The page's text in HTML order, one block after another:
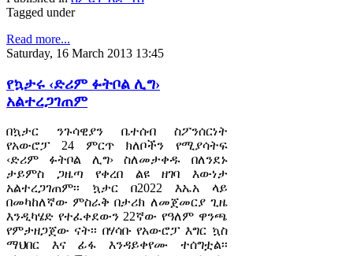
Tagged under
Read more...
Saturday, 16 March 2013 13:45
የኳታሩ ‹ድሪም ፉትቦል ሊግ›
አልተረጋገጠም
በኳታር ንጉሳዊያን ቤተሰብ ስፖንሰርነት
የአውሮፓ 24 ምርጥ ክለቦችን የሚያሳትፍ
‹ድሪም ፉትቦል ሊግ› ስለመታቀዱ በለንደኑ
ታይምስ ጋዜጣ የቀረበ ልዩ ዘገባ እውነታ
አልተረጋገጠም፡፡ ኳታር በ2022 እኤአ ላይ
በመካከለኛው ምስራቅ በታሪክ ለመጀመርያ ጊዜ
እንዲካሄድ የተፈቀደውን 22ኛው የዓለም ዋንጫ
የምታዘጋጀው ናት፡፡ በሃሳቡ የአውሮፓ እግር ኳስ
ማህበር እና ፊፋ እንዳይቀየሙ ተሰግቷል፡፡